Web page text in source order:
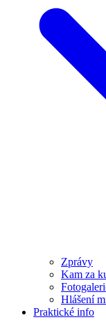
Zprávy
Kam za
Hlášení
Praktické info